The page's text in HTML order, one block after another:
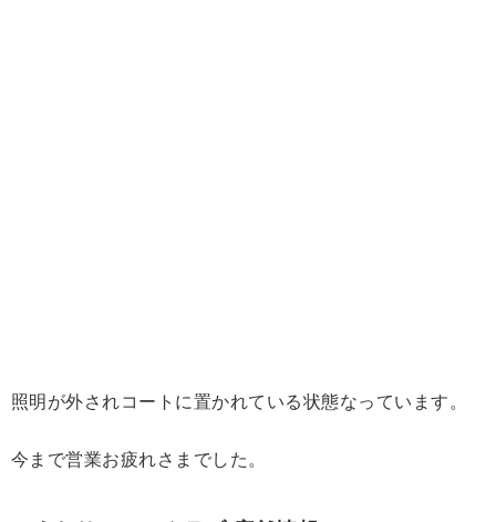
照明が外されコートに置かれている状態なっています。
今まで営業お疲れさまでした。